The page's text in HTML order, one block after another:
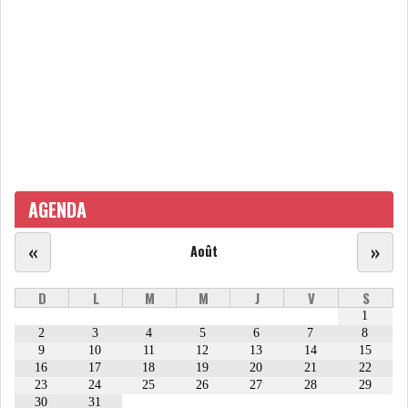
MAGHREB : ENTRE OPPO...
RSS
AFRIQUE DU NORD
AGENDA
Août
« »
D L M M J V S
1
2
3 4 5 6 7
8
9
10 11 12 13 14
15
16
17 18 19 20 21
22
23
24 25 26 27 28
29
30
31